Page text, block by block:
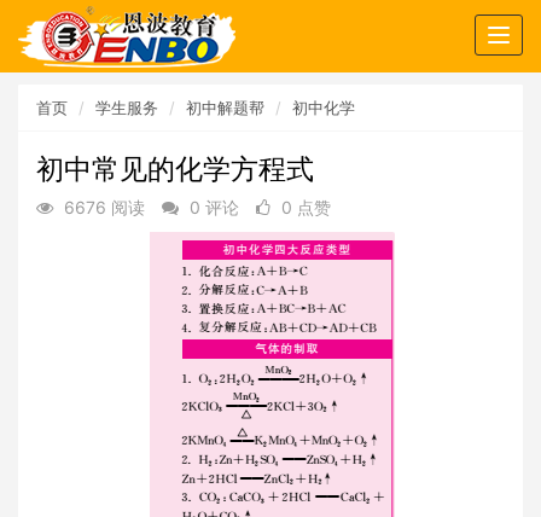
首页 学生服务 初中解题帮 初中化学
初中常见的化学方程式
6676 阅读 0 评论 0 点赞